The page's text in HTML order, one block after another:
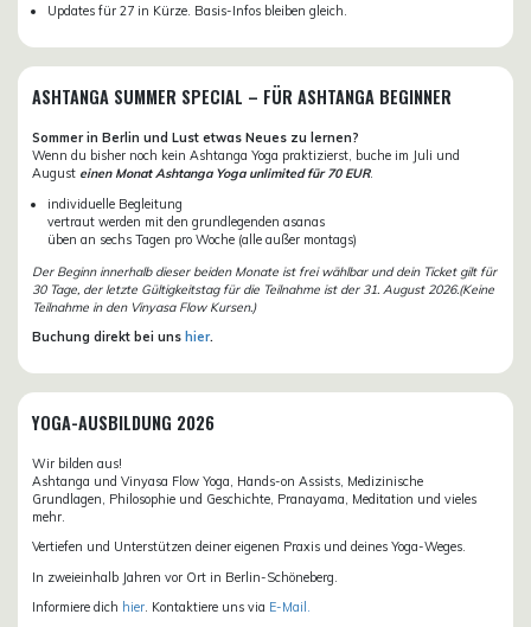
Updates für 27 in Kürze. Basis-Infos bleiben gleich.
ASHTANGA SUMMER SPECIAL – FÜR ASHTANGA BEGINNER
Sommer in Berlin und Lust etwas Neues zu lernen?
Wenn du bisher noch kein Ashtanga Yoga praktizierst, buche im Juli und
August einen Monat Ashtanga Yoga unlimited für 70 EUR.
individuelle Begleitung
vertraut werden mit den grundlegenden asanas
üben an sechs Tagen pro Woche (alle außer montags)
Der Beginn innerhalb dieser beiden Monate ist frei wählbar und dein Ticket gilt für
30 Tage, der letzte Gültigkeitstag für die Teilnahme ist der 31. August 2026.(Keine
Teilnahme in den Vinyasa Flow Kursen.)
Buchung direkt bei uns hier.
YOGA-AUSBILDUNG 2026
Wir bilden aus!
Ashtanga und Vinyasa Flow Yoga, Hands-on Assists, Medizinische
Grundlagen, Philosophie und Geschichte, Pranayama, Meditation und vieles
mehr.
Vertiefen und Unterstützen deiner eigenen Praxis und deines Yoga-Weges.
In zweieinhalb Jahren vor Ort in Berlin-Schöneberg.
Informiere dich hier. Kontaktiere uns via E-Mail.